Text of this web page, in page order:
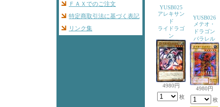
ＦＡＸでのご注文
特定商取引法に基づく表記
リンク集
YUSB025
アレキサン
ド
ライドラゴ
ン
4980円
枚
YUSB026
メテオ・
ドラゴン
パラレル
4980円
枚